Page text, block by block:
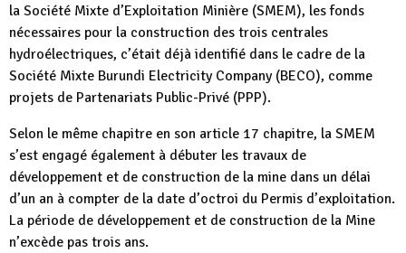
la Société Mixte d’Exploitation Minière (SMEM), les fonds
nécessaires pour la construction des trois centrales
hydroélectriques, c’était déjà identifié dans le cadre de la
Société Mixte Burundi Electricity Company (BECO), comme
projets de Partenariats Public-Privé (PPP).
Selon le même chapitre en son article 17 chapitre, la SMEM
s’est engagé également à débuter les travaux de
développement et de construction de la mine dans un délai
d’un an à compter de la date d’octroi du Permis d’exploitation.
La période de développement et de construction de la Mine
n’excède pas trois ans.